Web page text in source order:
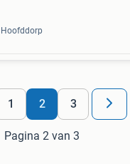
Hoofddorp
1 2 3
Pagina 2 van 3